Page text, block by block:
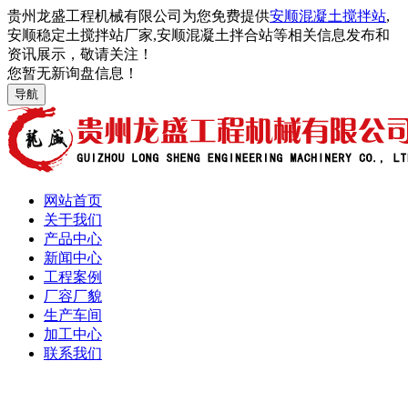
贵州龙盛工程机械有限公司为您免费提供安顺混凝土搅拌站,
安顺稳定土搅拌站厂家,安顺混凝土拌合站等相关信息发布和
资讯展示，敬请关注！
您暂无新询盘信息！
导航
网站首页
关于我们
产品中心
新闻中心
工程案例
厂容厂貌
生产车间
加工中心
联系我们